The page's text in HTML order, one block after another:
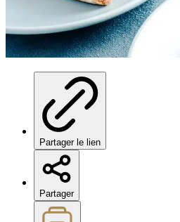
Partager le lien
Partager